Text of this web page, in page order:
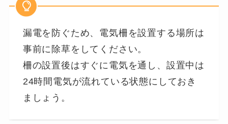
漏電を防ぐため、電気柵を設置する場所は
事前に除草をしてください。
柵の設置後はすぐに電気を通し、設置中は
24時間電気が流れている状態にしておき
ましょう。